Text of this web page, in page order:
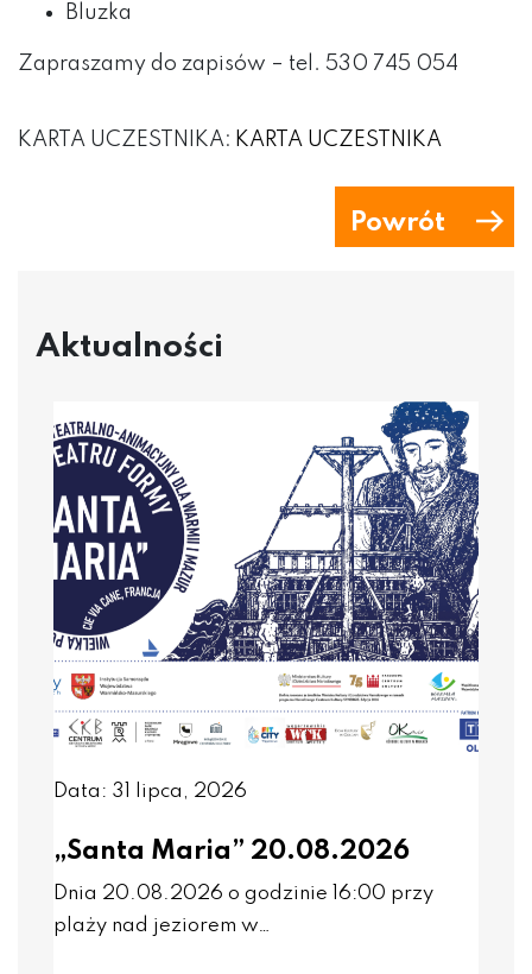
Bluzka
Zapraszamy do zapisów – tel. 530 745 054
KARTA UCZESTNIKA: KARTA UCZESTNIKA
Powrót
Aktualności
Data: 31 lipca, 2026
„Santa Maria” 20.08.2026
Dnia 20.08.2026 o godzinie 16:00 przy
plaży nad jeziorem w…